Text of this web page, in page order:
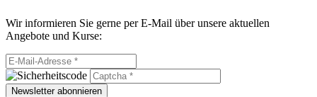
Wir informieren Sie gerne per E-Mail über unsere aktuellen
Angebote und Kurse:
Newsletter abonnieren